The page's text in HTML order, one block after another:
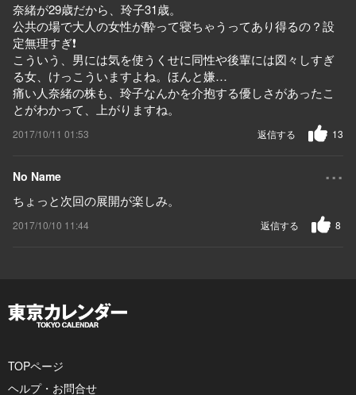
奈緒が29歳だから、玲子31歳。
公共の場で大人の女性が酔って寝ちゃうってあり得るの？設
定無理すぎ❗️
こういう、男には気を使うくせに同性や後輩には図々しすぎ
る女、けっこういますよね。ほんと嫌…
痛い人奈緒の株も、玲子なんかを介抱する優しさがあったこ
とがわかって、上がりますね。
2017/10/11 01:53 13
返信する
No Name ...
ちょっと次回の展開が楽しみ。
2017/10/10 11:44 8
返信する
TOPページ
ヘルプ・お問合せ